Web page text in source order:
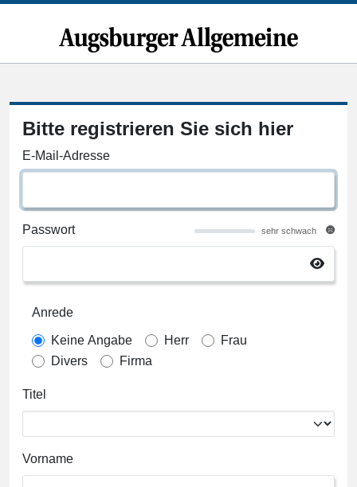
Bitte registrieren Sie sich hier
E-Mail-Adresse
Passwort sehr schwach
Anrede
Keine Angabe Herr
Frau
Divers
Firma
Titel
Vorname